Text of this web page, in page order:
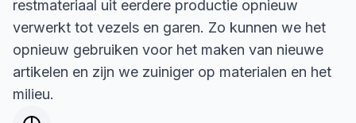
restmateriaal uit eerdere productie opnieuw
verwerkt tot vezels en garen. Zo kunnen we het
opnieuw gebruiken voor het maken van nieuwe
artikelen en zijn we zuiniger op materialen en het
milieu.